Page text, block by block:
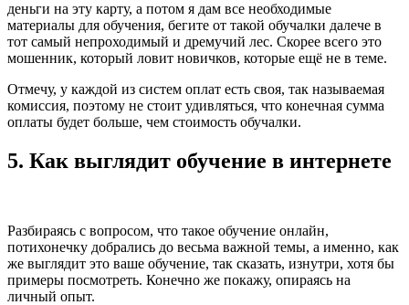
деньги на эту карту, а потом я дам все необходимые
материалы для обучения, бегите от такой обучалки далече в
тот самый непроходимый и дремучий лес. Скорее всего это
мошенник, который ловит новичков, которые ещё не в теме.
Отмечу, у каждой из систем оплат есть своя, так называемая
комиссия, поэтому не стоит удивляться, что конечная сумма
оплаты будет больше, чем стоимость обучалки.
5. Как выглядит обучение в интернете
Разбираясь с вопросом, что такое обучение онлайн,
потихонечку добрались до весьма важной темы, а именно, как
же выглядит это ваше обучение, так сказать, изнутри, хотя бы
примеры посмотреть. Конечно же покажу, опираясь на
личный опыт.